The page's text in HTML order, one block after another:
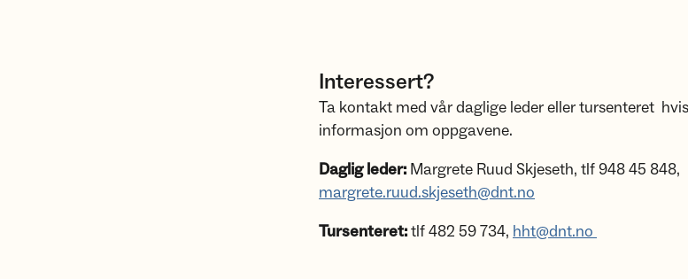
Interessert?
Ta kontakt med vår daglige leder eller tursenteret
informasjon om oppgavene.
Daglig leder: Margrete Ruud Skjeseth, tlf 948 45 848,
margrete.ruud.skjeseth@dnt.no
Tursenteret:tlf 482 59 734, hht@dnt.no